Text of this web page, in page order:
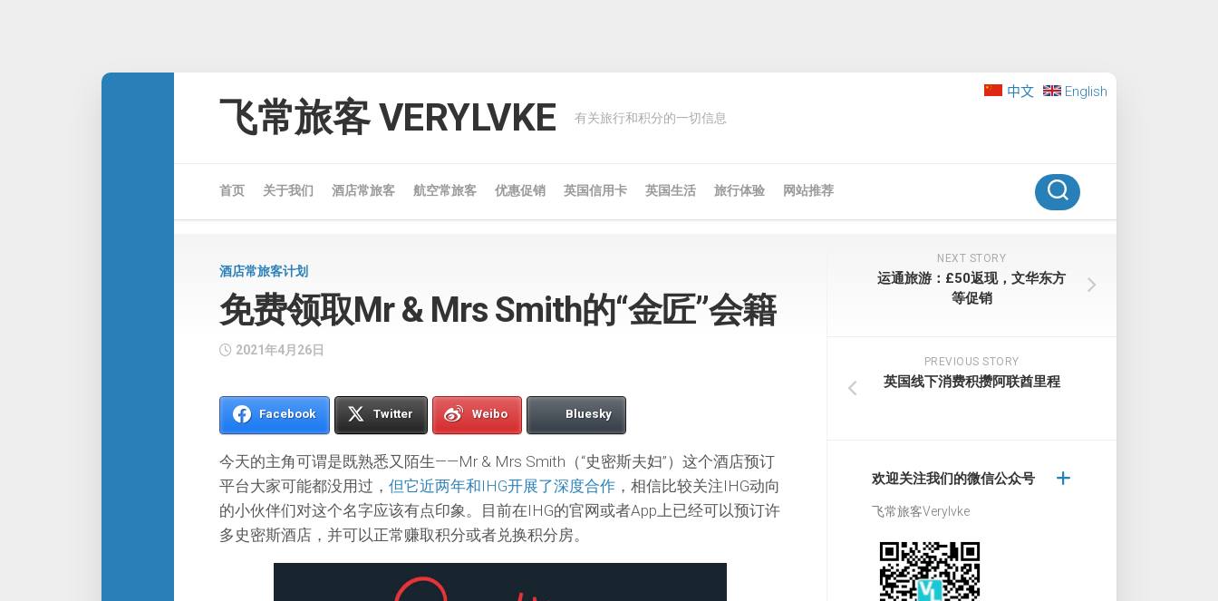
飞常旅客 VERYLVKE 有关旅行和积分的一切信息
首页 关于我们 酒店常旅客 航空常旅客 优惠促销 英国信用卡 英国生活 旅行体验 网站推荐
中文 English
酒店常旅客计划
免费领取Mr & Mrs Smith的“金匠”会籍
2021年4月26日
Facebook Twitter Weibo Bluesky
今天的主角可谓是既熟悉又陌生——Mr & Mrs Smith（“史密斯夫妇”）这个酒店预订
平台大家可能都没用过， 但它近两年和IHG开展了深度合作 ，相信比较关注IHG动向
的小伙伴们对这个名字应该有点印象。目前在IHG的官网或者App上已经可以预订许
多史密斯酒店，并可以正常赚取积分或者兑换积分房。
NEXT STORY
运通旅游：£50返现，文华东方
等促销
PREVIOUS STORY
英国线下消费积攒阿联酋里程
欢迎关注我们的微信公众号
飞常旅客Verylvke